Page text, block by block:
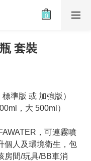
套裝
準版 或 加強版）
，大 500ml）
，可連霧噴
個人及環境衛生，包
房間/玩具/BB車消